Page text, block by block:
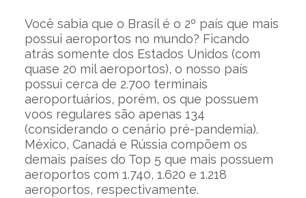
Você sabia que o Brasil é o 2º país que mais
possui aeroportos no mundo? Ficando
atrás somente dos Estados Unidos (com
quase 20 mil aeroportos), o nosso país
possui cerca de 2.700 terminais
aeroportuários, porém, os que possuem
voos regulares são apenas 134
(considerando o cenário pré-pandemia).
México, Canadá e Rússia compõem os
demais países do Top 5 que mais possuem
aeroportos com 1.740, 1.620 e 1.218
aeroportos, respectivamente.